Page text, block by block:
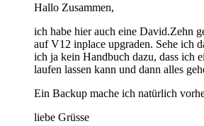
Hallo Zusammen,
ich habe hier auch eine David.Zehn
auf V12 inplace upgraden. Sehe ich
ich ja kein Handbuch dazu, dass ich
laufen lassen kann und dann alles
Ein Backup mache ich natürlich
liebe Grüsse